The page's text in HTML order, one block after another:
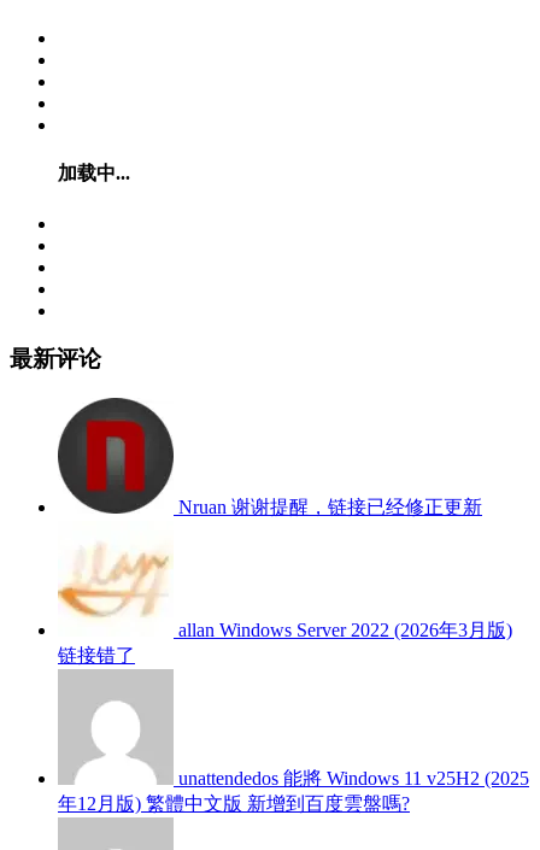
加载中...
最新评论
Nruan 谢谢提醒，链接已经修正更新
allan Windows Server 2022 (2026年3月版)
链接错了
unattendedos 能將 Windows 11 v25H2 (2025
年12月版) 繁體中文版 新增到百度雲盤嗎?